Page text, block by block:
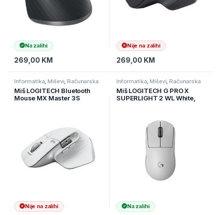
Na zalihi
269,00 KM
Nije na zalihi
269,00 KM
Informatika Miševi Računarska
Miš LOGITECH Bluetooth
Mouse MX Master 3S
Nije na zalihi
Informatika Miševi Računarska
Miš LOGITECH G PRO X
SUPERLIGHT 2 WL White,
Na zalihi